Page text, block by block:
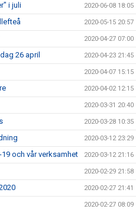
i juli 2020-06-08 18:05
2020-05-15 20:57
2020-04-27 07:00
26 april 2020-04-23 21:45
2020-04-07 15:15
2020-04-02 12:15
2020-03-31 20:40
2020-03-28 10:35
2020-03-12 23:29
och vår verksamhet 2020-03-12 21:16
2020-02-29 21:58
2020-02-27 21:41
2020-02-27 08:09